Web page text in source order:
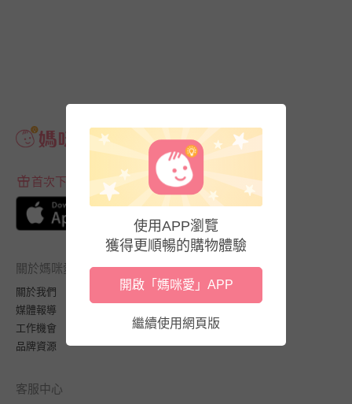
首次下載APP送$100折價券
關於媽咪愛
關於我們
媒體報導
工作機會
品牌資源
客服中心
使用APP瀏覽
獲得更順暢的購物體驗
開啟「媽咪愛」APP
繼續使用網頁版